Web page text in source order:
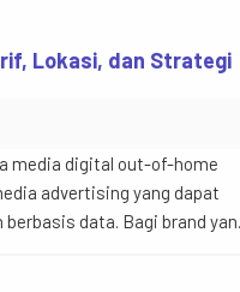
tiga pertanyaan […]
Lokasi, dan Strategi
media digital out-of-home
advertising yang dapat
data. Bagi brand
Standing Panel
airline_seat_recline_extra400000
expand_circle_rightLihat Detail